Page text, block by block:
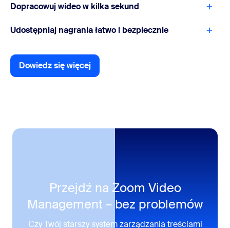
Dopracowuj wideo w kilka sekund
Udostępniaj nagrania łatwo i bezpiecznie
Dowiedz się więcej
Dowiedz się więcej
Przejdź na Zoom Video
Management – bez problemów
Czy Twój starszy system zarządzania treściami